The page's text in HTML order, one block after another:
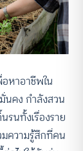
หาอาชีพใน
นคง กำลังสวน
รนทั้งเรื่องราย
ความรู้สึกที่คน